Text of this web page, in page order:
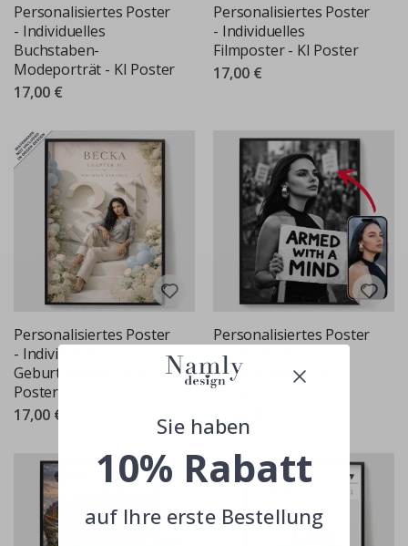
Personalisiertes Poster
- Individuelles
Buchstaben-
Modeporträt - KI Poster
17,00 €
Personalisiertes Poster
- Individuelles
Filmposter - KI Poster
17,00 €
Personalisiertes Poster
- Individuelles
Geburtstagsporträt - KI
Poster
17,00 €
Personalisiertes Poster
- Individuelles
Protestposter - KI
Poster
17,00 €
Sie haben
10% Rabatt
auf Ihre erste Bestellung